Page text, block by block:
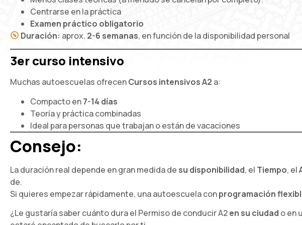
Centrarse en la práctica
Examen práctico obligatorio
Duración: aprox. 2-6 semanas, en función de la disponibilidad personal
3er curso intensivo
Muchas autoescuelas ofrecenCursos intensivos A2 a:
Compacto en7-14 días
Teoría y práctica combinadas
Ideal para personas que trabajan o están de vacaciones
Consejo:
La duración real depende en gran medida de su disponibilidad, el Tiempo, el
de.
Si quieres empezar rápidamente, una autoescuela conprogramación
¿Le gustaría saber cuánto dura el Permiso de conducir A2en su ciudad o en